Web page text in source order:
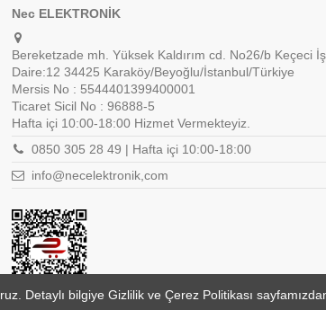
Nec ELEKTRONİK
Bereketzade mh. Yüksek Kaldırım cd. No26/b Keçeci İş
Daire:12 34425 Karaköy/Beyoğlu/İstanbul/Türkiye
Mersis No : 5544401399400001
Ticaret Sicil No : 96888-5
Hafta içi 10:00-18:00 Hizmet Vermekteyiz.
0850 305 28 49 | Hafta içi 10:00-18:00
info@necelektronik,com
Detaylı bilgiye Gizlilik ve Çerez Politikası